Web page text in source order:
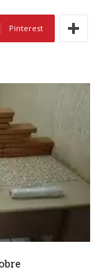
Pinterest